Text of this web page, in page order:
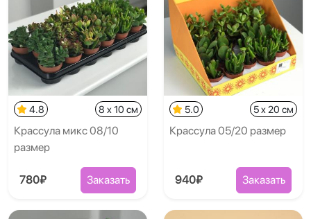
4.8 8 x 10 см
Крассула микс 08/10
размер
780₽ Заказать
5.0 5 x 20 см
Крассула 05/20 размер
940₽ Заказать